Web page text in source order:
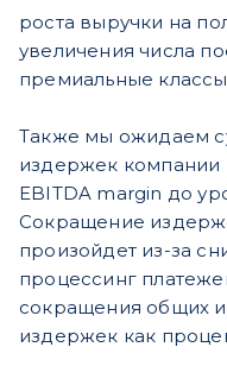
роста выручки на
увеличения числа
премиальные
Также мы ожидаем
издержек компании
EBITDA margin до
Сокращение
произойдет из-за
процессинг
сокращения общих
издержек как